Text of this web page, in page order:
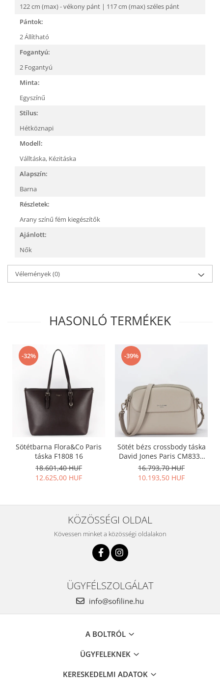
122 cm (max) - vékony pánt | 117 cm (max) széles pánt
Pántok:
2 Állítható
Fogantyú:
2 Fogantyú
Minta:
Egyszínű
Stílus:
Hétköznapi
Modell:
Válltáska, Kézitáska
Alapszín:
Barna
Részletek:
Arany színű fém kiegészítők
Ajánlott:
Nők
Vélemények(0)
HASONLÓ TERMÉKEK
-32%
Sötétbarna Flora&Co Paris
táska F1808 16
18.601,40 HUF
12.625,00 HUF
-39%
Sötét bézs crossbody táska
David Jones Paris CM8330
15
16.793,70 HUF
10.193,50 HUF
KÖZÖSSÉGI OLDAL
Kövessen minket a közösségi oldalakon
ÜGYFÉLSZOLGÁLAT
info@sofiline.hu
A BOLTRÓL
ÜGYFELEKNEK
KERESKEDELMI ADATOK